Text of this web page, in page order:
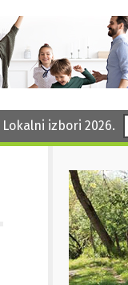
Lokalni izbori 2026.